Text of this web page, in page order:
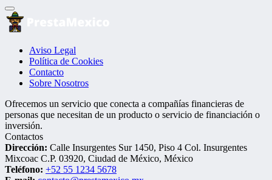
Aviso Legal
Política de Cookies
Contacto
Sobre Nosotros
Ofrecemos un servicio que conecta a compañías financieras de
personas que necesitan de un producto o servicio de financiación o
inversión.
Contactos
Dirección: Calle Insurgentes Sur 1450, Piso 4 Col. Insurgentes
Mixcoac C.P. 03920, Ciudad de México, México
Teléfono: +52 55 1234 5678